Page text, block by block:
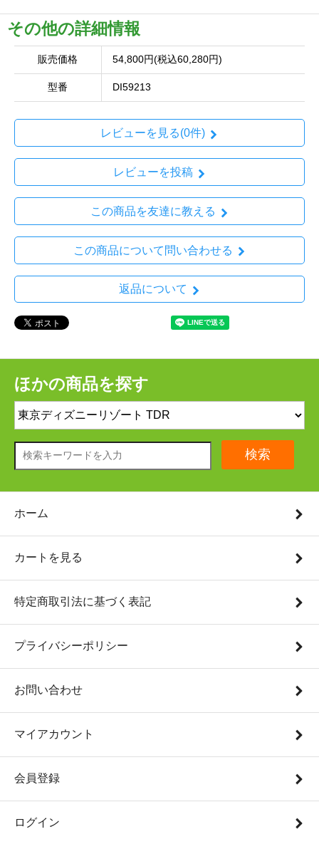
その他の詳細情報
販売価格 54,800円(税込60,280円)
型番 DI59213
レビューを見る(0件)
レビューを投稿
この商品を友達に教える
この商品について問い合わせる
返品について
ほかの商品を探す
検索
ホーム
カートを見る
特定商取引法に基づく表記
プライバシーポリシー
お問い合わせ
マイアカウント
会員登録
ログイン